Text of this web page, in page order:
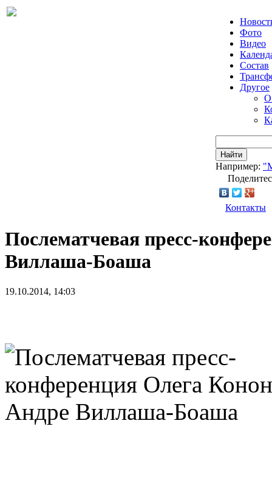
Фото
Видео
Состав
Другое
О
Найти
Например:
Контакты
Послематчевая пресс-
Виллаша-Боаша
19.10.2014, 14:03